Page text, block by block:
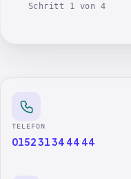
Schritt 1 von 4
TELEFON
0152 31 34 44 44